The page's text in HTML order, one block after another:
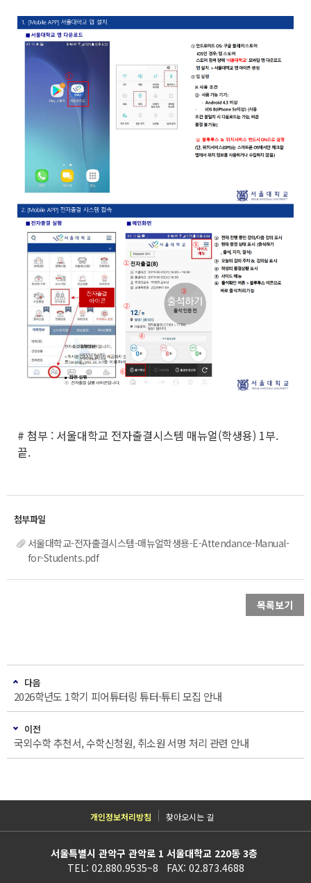
# 첨부 : 서울대학교 전자출결시스템 매뉴얼(학생용) 1부.
끝.
서울대학교-전자출결시스템-매뉴얼학생용-E-Attendance-Manual-
for-Students.pdf
목록보기
다음
2026학년도 1학기 피어튜터링 튜터-튜티 모집 안내
이전
국외수학 추천서, 수학신청원, 취소원 서명 처리 관련 안내
개인정보처리방침 찾아오시는 길
서울특별시 관악구 관악로 1 서울대학교 220동 3층
TEL: 02.880.9535~8 FAX: 02.873.4688